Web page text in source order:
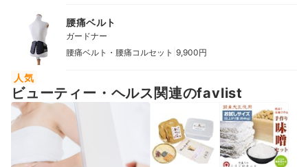
腰痛ベルト
ガードナー
腰痛ベルト・腰痛コルセット 9,900円
人気
ビューティー・ヘルス関連のfavlist